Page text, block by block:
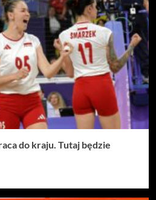
do kraju. Tutaj będzie